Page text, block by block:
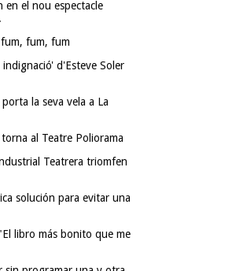
en el nou espectacle
fum, fum
d'Esteve Soler
la seva vela a La
al Teatre Poliorama
Teatrera triomfen
solución para evitar una
libro más bonito que me